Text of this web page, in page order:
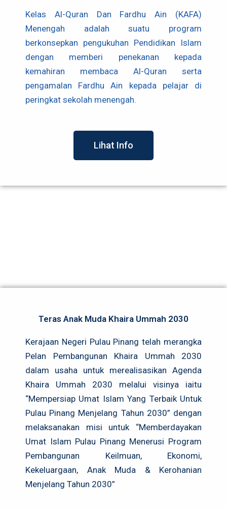
Kelas Al-Quran Dan Fardhu Ain (KAFA)
Menengah adalah suatu program
berkonsepkan pengukuhan Pendidikan Islam
dengan memberi penekanan kepada
kemahiran membaca Al-Quran serta
pengamalan Fardhu Ain kepada pelajar di
peringkat sekolah menengah.
Lihat Info
Teras Anak Muda Khaira Ummah 2030
Kerajaan Negeri Pulau Pinang telah merangka
Pelan Pembangunan Khaira Ummah 2030
dalam usaha untuk merealisasikan Agenda
Khaira Ummah 2030 melalui visinya iaitu
“Mempersiap Umat Islam Yang Terbaik Untuk
Pulau Pinang Menjelang Tahun 2030” dengan
melaksanakan misi untuk “Memberdayakan
Umat Islam Pulau Pinang Menerusi Program
Pembangunan Keilmuan, Ekonomi,
Kekeluargaan, Anak Muda & Kerohanian
Menjelang Tahun 2030”